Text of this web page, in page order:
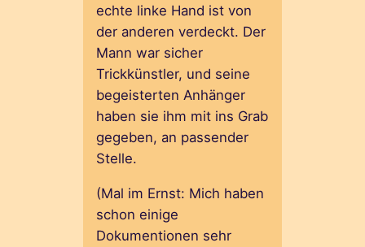
echte linke Hand ist von
der anderen verdeckt. Der
Mann war sicher
Trickkünstler, und seine
begeisterten Anhänger
haben sie ihm mit ins Grab
gegeben, an passender
Stelle.
(Mal im Ernst: Mich haben
schon einige
Dokumentionen sehr